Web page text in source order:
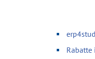
Rabatte